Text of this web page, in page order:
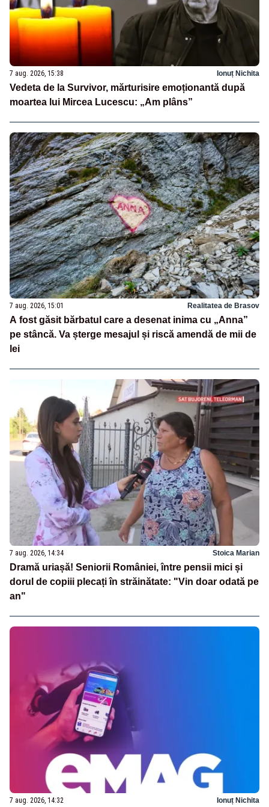
7 aug. 2026, 15:38 Ionuț Nichita
Vedeta de la Survivor, mărturisire emoționantă după
moartea lui Mircea Lucescu: „Am plâns”
7 aug. 2026, 15:01 Realitatea de Brasov
A fost găsit bărbatul care a desenat inima cu „Anna”
pe stâncă. Va șterge mesajul și riscă amendă de mii de
lei
7 aug. 2026, 14:34 Stoica Marian
Dramă uriașă! Seniorii României, între pensii mici și
dorul de copiii plecați în străinătate: "Vin doar odată pe
an"
7 aug. 2026, 14:32 Ionuț Nichita